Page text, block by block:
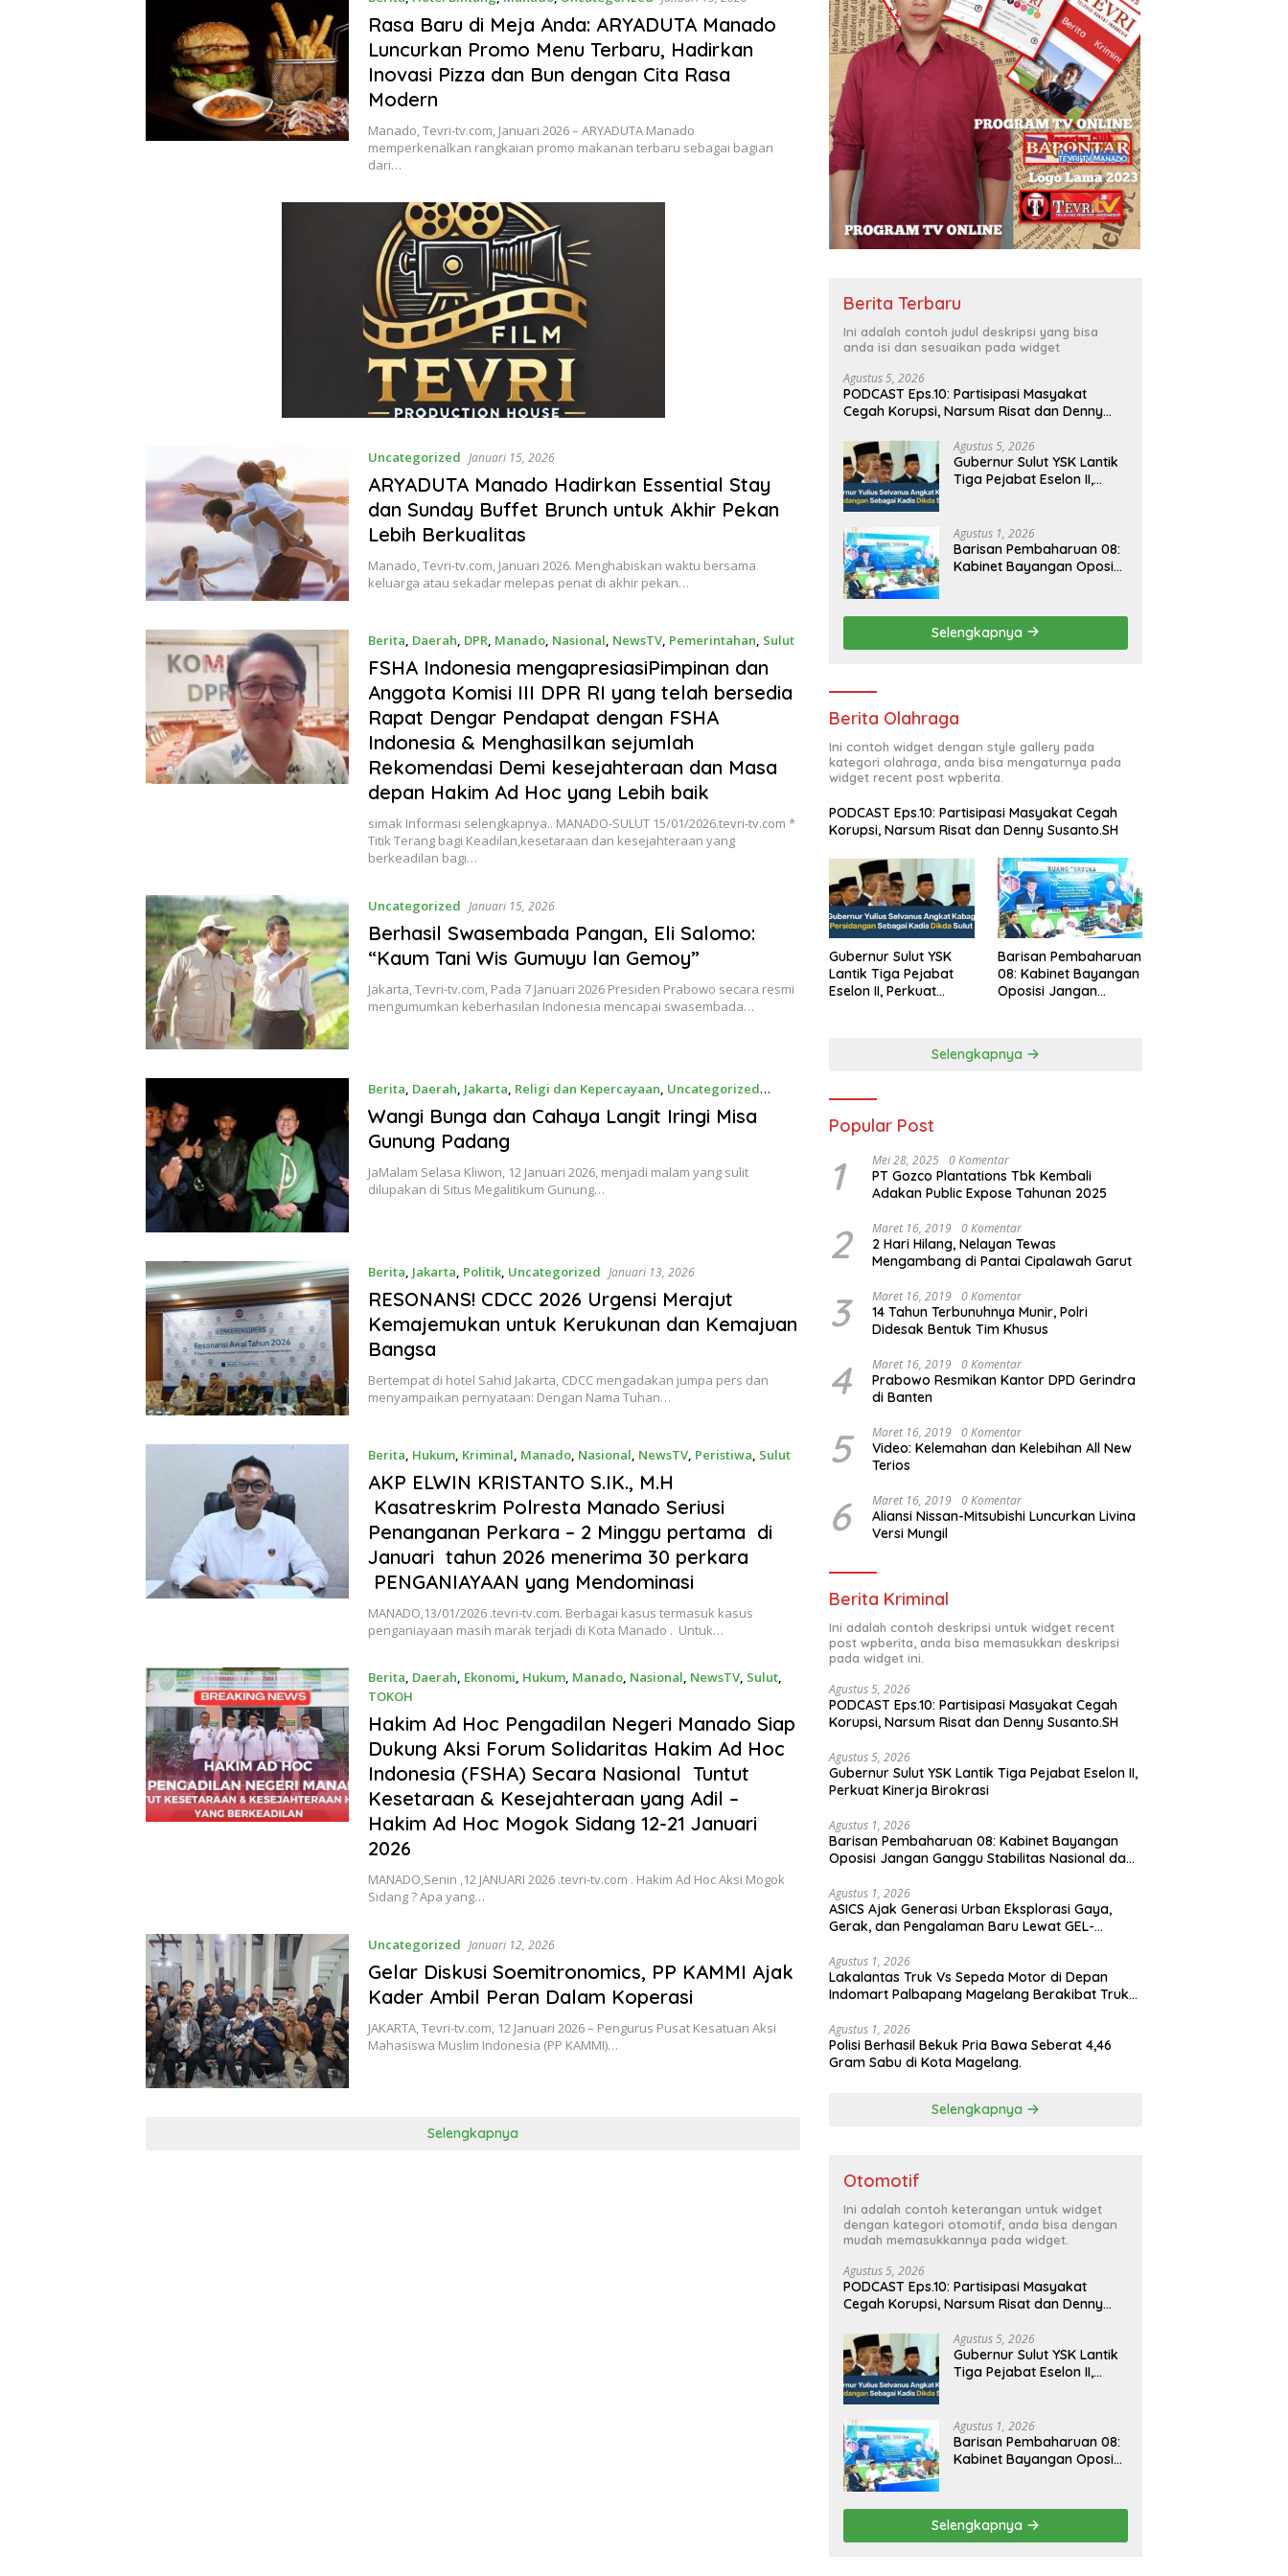
Rasa Baru di Meja Anda: ARYADUTA Manado
Luncurkan Promo Menu Terbaru, Hadirkan
Inovasi Pizza dan Bun dengan Cita Rasa
Modern
Manado, Tevri-tv.com, Januari 2026 – ARYADUTA Manado
memperkenalkan rangkaian promo makanan terbaru sebagai bagian
dari…
Uncategorized Januari 15, 2026
ARYADUTA Manado Hadirkan Essential Stay
dan Sunday Buffet Brunch untuk Akhir Pekan
Lebih Berkualitas
Manado, Tevri-tv.com, Januari 2026. Menghabiskan waktu bersama
keluarga atau sekadar melepas penat di akhir pekan…
Berita, Daerah, DPR, Manado, Nasional, NewsTV, Pemerintahan, Sulut
Januari 15, 2026
FSHA Indonesia mengapresiasiPimpinan dan
Anggota Komisi III DPR RI yang telah bersedia
Rapat Dengar Pendapat dengan FSHA
Indonesia & Menghasilkan sejumlah
Rekomendasi Demi kesejahteraan dan Masa
depan Hakim Ad Hoc yang Lebih baik
simak Informasi selengkapnya.. MANADO-SULUT 15/01/2026.tevri-tv.com *
Titik Terang bagi Keadilan,kesetaraan dan kesejahteraan yang
berkeadilan bagi…
Uncategorized Januari 15, 2026
Berhasil Swasembada Pangan, Eli Salomo:
“Kaum Tani Wis Gumuyu lan Gemoy”
Jakarta, Tevri-tv.com, Pada 7 Januari 2026 Presiden Prabowo secara resmi
mengumumkan keberhasilan Indonesia mencapai swasembada…
Berita, Daerah, Jakarta, Religi dan Kepercayaan, Uncategorized
Januari 13, 2026
Wangi Bunga dan Cahaya Langit Iringi Misa
Gunung Padang
JaMalam Selasa Kliwon, 12 Januari 2026, menjadi malam yang sulit
dilupakan di Situs Megalitikum Gunung…
Berita, Jakarta, Politik, Uncategorized Januari 13, 2026
RESONANS! CDCC 2026 Urgensi Merajut
Kemajemukan untuk Kerukunan dan Kemajuan
Bangsa
Bertempat di hotel Sahid Jakarta, CDCC mengadakan jumpa pers dan
menyampaikan pernyataan: Dengan Nama Tuhan…
Berita, Hukum, Kriminal, Manado, Nasional, NewsTV, Peristiwa, Sulut
Januari 13, 2026
AKP ELWIN KRISTANTO S.IK., M.H
Kasatreskrim Polresta Manado Seriusi
Penanganan Perkara – 2 Minggu pertama di
Januari tahun 2026 menerima 30 perkara
PENGANIAYAAN yang Mendominasi
MANADO,13/01/2026 .tevri-tv.com. Berbagai kasus termasuk kasus
penganiayaan masih marak terjadi di Kota Manado . Untuk…
Berita, Daerah, Ekonomi, Hukum, Manado, Nasional, NewsTV, Sulut,
TOKOH
Januari 12, 2026
Hakim Ad Hoc Pengadilan Negeri Manado Siap
Dukung Aksi Forum Solidaritas Hakim Ad Hoc
Indonesia (FSHA) Secara Nasional Tuntut
Kesetaraan & Kesejahteraan yang Adil –
Hakim Ad Hoc Mogok Sidang 12-21 Januari
2026
MANADO,Senin ,12 JANUARI 2026 .tevri-tv.com . Hakim Ad Hoc Aksi Mogok
Sidang ? Apa yang…
Uncategorized Januari 12, 2026
Gelar Diskusi Soemitronomics, PP KAMMI Ajak
Kader Ambil Peran Dalam Koperasi
JAKARTA, Tevri-tv.com, 12 Januari 2026 – Pengurus Pusat Kesatuan Aksi
Mahasiswa Muslim Indonesia (PP KAMMI)…
Selengkapnya
Berita Terbaru
Ini adalah contoh judul deskripsi yang bisa
anda isi dan sesuaikan pada widget
Agustus 5, 2026
PODCAST Eps.10: Partisipasi Masyakat
Cegah Korupsi, Narsum Risat dan Denny
Agustus 5, 2026
Gubernur Sulut YSK Lantik
Tiga Pejabat Eselon II,
Agustus 1, 2026
Barisan Pembaharuan 08:
Kabinet Bayangan Oposisi
Asta Cita Prabowo-Gibran
Selengkapnya
Berita Olahraga
Ini contoh widget dengan style gallery pada
kategori olahraga, anda bisa mengaturnya pada
widget recent post wpberita.
PODCAST Eps.10: Partisipasi Masyakat Cegah
Korupsi, Narsum Risat dan Denny Susanto.SH
Gubernur Sulut YSK
Lantik Tiga Pejabat
Eselon II, Perkuat
Barisan Pembaharuan
08: Kabinet Bayangan
Oposisi Jangan
Prabowo-Gibran
Selengkapnya
Popular Post
1 Mei 28, 2025 0 Komentar
PT Gozco Plantations Tbk Kembali
Adakan Public Expose Tahunan 2025
2 Maret 16, 2019 0 Komentar
2 Hari Hilang, Nelayan Tewas
Mengambang di Pantai Cipalawah Garut
3 Maret 16, 2019 0 Komentar
14 Tahun Terbunuhnya Munir, Polri
Didesak Bentuk Tim Khusus
4 Maret 16, 2019 0 Komentar
Prabowo Resmikan Kantor DPD Gerindra
di Banten
5 Maret 16, 2019 0 Komentar
Video: Kelemahan dan Kelebihan All New
Terios
6 Maret 16, 2019 0 Komentar
Aliansi Nissan-Mitsubishi Luncurkan Livina
Versi Mungil
Berita Kriminal
Ini adalah contoh deskripsi untuk widget recent
post wpberita, anda bisa memasukkan deskripsi
pada widget ini.
Agustus 5, 2026
PODCAST Eps.10: Partisipasi Masyakat Cegah
Korupsi, Narsum Risat dan Denny Susanto.SH
Agustus 5, 2026
Gubernur Sulut YSK Lantik Tiga Pejabat Eselon II,
Perkuat Kinerja Birokrasi
Agustus 1, 2026
Barisan Pembaharuan 08: Kabinet Bayangan
Oposisi Jangan Ganggu Stabilitas Nasional dan
Agustus 1, 2026
ASICS Ajak Generasi Urban Eksplorasi Gaya,
Gerak, dan Pengalaman Baru Lewat GEL-
Agustus 1, 2026
Lakalantas Truk Vs Sepeda Motor di Depan
Indomart Palbapang Magelang Berakibat Truk
Agustus 1, 2026
Polisi Berhasil Bekuk Pria Bawa Seberat 4,46
Gram Sabu di Kota Magelang.
Selengkapnya
Otomotif
Ini adalah contoh keterangan untuk widget
dengan kategori otomotif, anda bisa dengan
mudah memasukkannya pada widget.
Agustus 5, 2026
PODCAST Eps.10: Partisipasi Masyakat
Cegah Korupsi, Narsum Risat dan Denny
Agustus 5, 2026
Gubernur Sulut YSK Lantik
Tiga Pejabat Eselon II,
Agustus 1, 2026
Barisan Pembaharuan 08:
Kabinet Bayangan Oposisi
Asta Cita Prabowo-Gibran
Selengkapnya